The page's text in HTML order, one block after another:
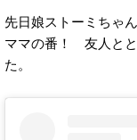
先日娘ストーミちゃ
ママの番！ 友人と
た。